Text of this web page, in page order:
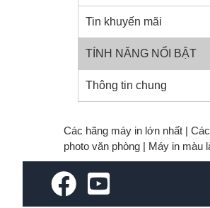
Tin khuyến mãi
TÍNH NĂNG NỔI BẬT
Thông tin chung
Các hãng máy in lớn nhất |
photo văn phòng | Máy in màu